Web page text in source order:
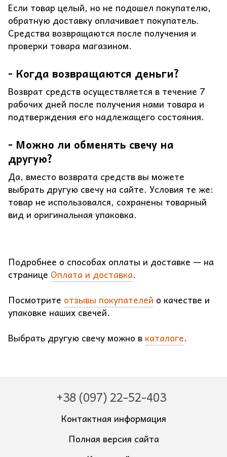
Если товар целый, но не подошел покупателю,
обратную доставку оплачивает покупатель.
Средства возвращаются после получения и
проверки товара магазином.
- Когда возвращаются деньги?
Возврат средств осуществляется в течение 7
рабочих дней после получения нами товара и
подтверждения его надлежащего состояния.
- Можно ли обменять свечу на
другую?
Да, вместо возврата средств вы можете
выбрать другую свечу на сайте. Условия те же:
товар не использовался, сохранены товарный
вид и оригинальная упаковка.
Подробнее о способах оплаты и доставке — на
странице Оплата и доставка.
Посмотрите отзывы покупателей о качестве и
упаковке наших свечей.
Выбрать другую свечу можно в каталоге.
+38 (097) 22-52-403
Контактная информация
Полная версия сайта